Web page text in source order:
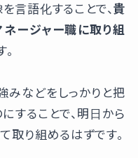
言語化することで、貴
ージャー職に取り組
などをしっかりと把
することで、明日から
取り組めるはずです。